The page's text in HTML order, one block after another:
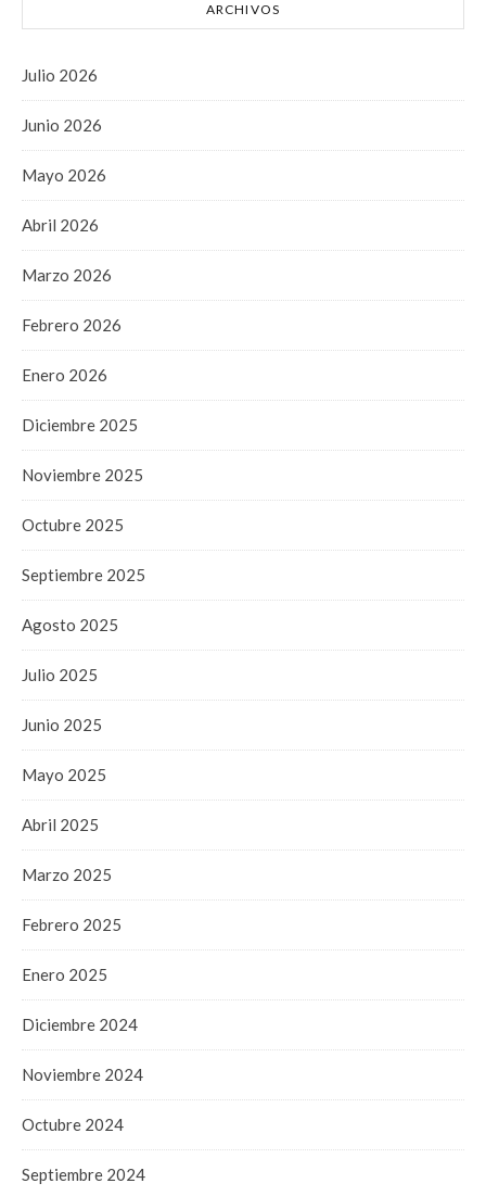
ARCHIVOS
Julio 2026
Junio 2026
Mayo 2026
Abril 2026
Marzo 2026
Febrero 2026
Enero 2026
Diciembre 2025
Noviembre 2025
Octubre 2025
Septiembre 2025
Agosto 2025
Julio 2025
Junio 2025
Mayo 2025
Abril 2025
Marzo 2025
Febrero 2025
Enero 2025
Diciembre 2024
Noviembre 2024
Octubre 2024
Septiembre 2024